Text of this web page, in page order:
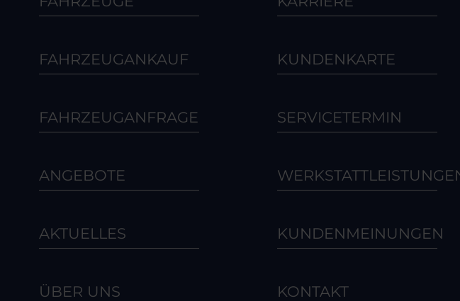
FAHRZEUGANKAUF
FAHRZEUGANFRAGE
ANGEBOTE
AKTUELLES
ÜBER UNS
KUNDENKARTE
SERVICETERMIN
KUNDENMEINUNGEN
KONTAKT